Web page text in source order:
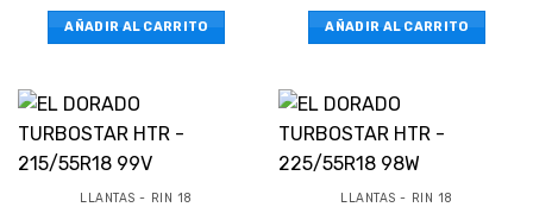
AÑADIR AL CARRITO AÑADIR AL CARRITO
LLANTAS - RIN 18 LLANTAS - RIN 18